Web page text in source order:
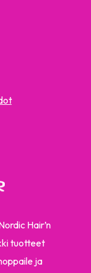
Hair’n
tuotteet
ja